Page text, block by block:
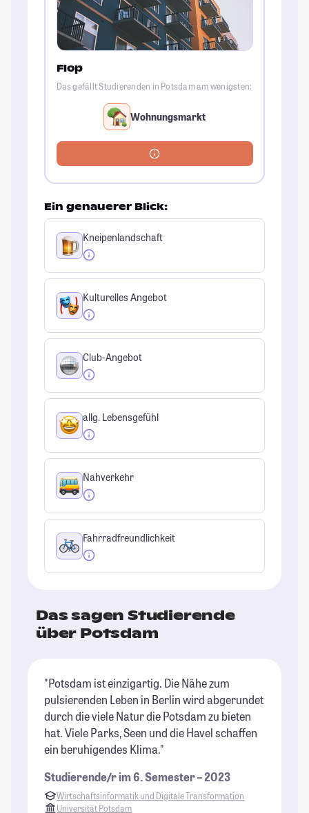
Flop
Das gefällt Studierenden in Potsdam am wenigsten:
Wohnungsmarkt
Ein genauerer Blick:
Kneipenlandschaft
Kulturelles Angebot
Club-Angebot
allg. Lebensgefühl
Nahverkehr
Fahrradfreundlichkeit
Das sagen Studierende
über Potsdam
"Potsdam ist einzigartig. Die Nähe zum
pulsierenden Leben in Berlin wird abgerundet
durch die viele Natur die Potsdam zu bieten
hat. Viele Parks, Seen und die Havel schaffen
ein beruhigendes Klima."
Studierende/r im 6. Semester – 2023
Wirtschaftsinformatik und Digitale Transformation
Universität Potsdam